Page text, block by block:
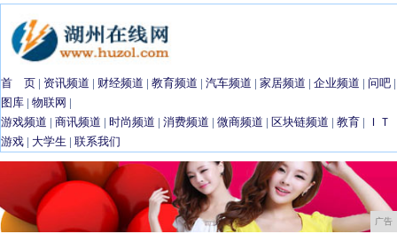
首 页 | 资讯频道 | 财经频道 | 教育频道 | 汽车频道 | 家居频道 | 企业频道 | 问吧 |
图库 | 物联网 |
游戏频道 | 商讯频道 | 时尚频道 | 消费频道 | 微商频道 | 区块链频道 | 教育 |
ＩＴ
游戏 | 大学生 | 联系我们
广告